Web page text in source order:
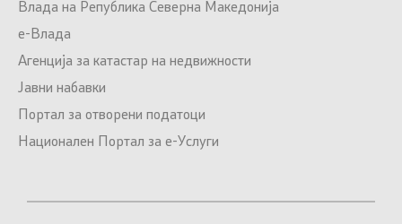
Влада на Република Северна Македонија
е-Влада
Агенција за катастар на недвижности
Јавни набавки
Портал за отворени податоци
Национален Портал за е-Услуги